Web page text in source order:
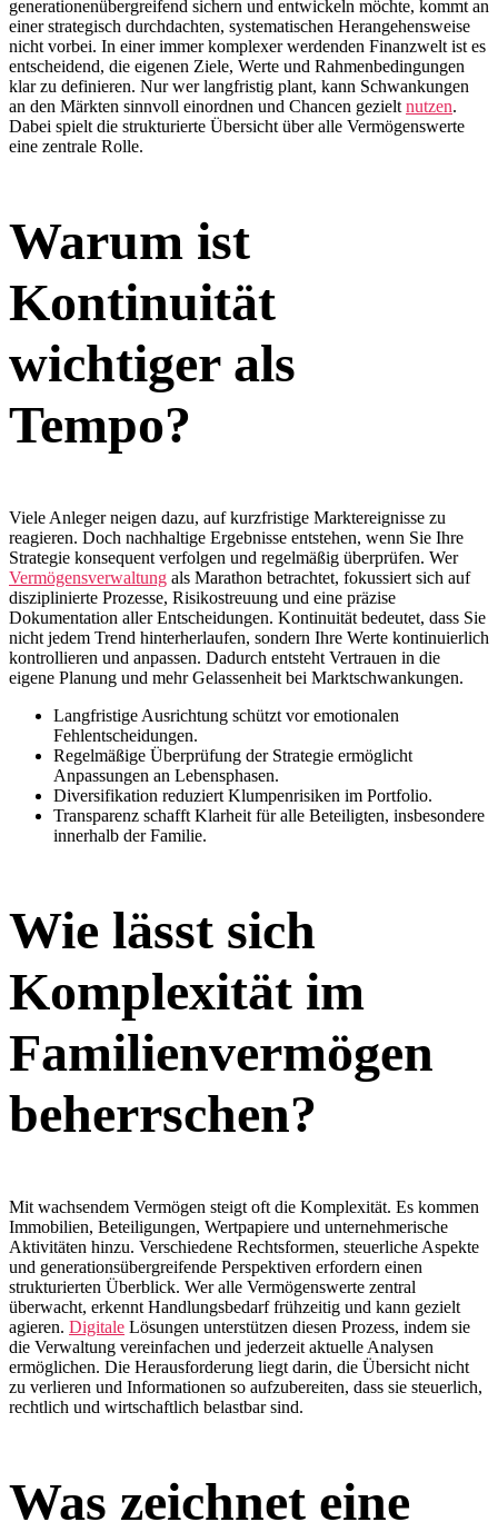
generationenübergreifend sichern und entwickeln möchte, kommt an
einer strategisch durchdachten, systematischen Herangehensweise
nicht vorbei. In einer immer komplexer werdenden Finanzwelt ist es
entscheidend, die eigenen Ziele, Werte und Rahmenbedingungen
klar zu definieren. Nur wer langfristig plant, kann Schwankungen
an den Märkten sinnvoll einordnen und Chancen gezielt nutzen.
Dabei spielt die strukturierte Übersicht über alle Vermögenswerte
eine zentrale Rolle.
Warum ist
Kontinuität
wichtiger als
Tempo?
Viele Anleger neigen dazu, auf kurzfristige Marktereignisse zu
reagieren. Doch nachhaltige Ergebnisse entstehen, wenn Sie Ihre
Strategie konsequent verfolgen und regelmäßig überprüfen. Wer
Vermögensverwaltung als Marathon betrachtet, fokussiert sich auf
disziplinierte Prozesse, Risikostreuung und eine präzise
Dokumentation aller Entscheidungen. Kontinuität bedeutet, dass Sie
nicht jedem Trend hinterherlaufen, sondern Ihre Werte kontinuierlich
kontrollieren und anpassen. Dadurch entsteht Vertrauen in die
eigene Planung und mehr Gelassenheit bei Marktschwankungen.
Langfristige Ausrichtung schützt vor emotionalen
Fehlentscheidungen.
Regelmäßige Überprüfung der Strategie ermöglicht
Anpassungen an Lebensphasen.
Diversifikation reduziert Klumpenrisiken im Portfolio.
Transparenz schafft Klarheit für alle Beteiligten, insbesondere
innerhalb der Familie.
Wie lässt sich
Komplexität im
Familienvermögen
beherrschen?
Mit wachsendem Vermögen steigt oft die Komplexität. Es kommen
Immobilien, Beteiligungen, Wertpapiere und unternehmerische
Aktivitäten hinzu. Verschiedene Rechtsformen, steuerliche Aspekte
und generationsübergreifende Perspektiven erfordern einen
strukturierten Überblick. Wer alle Vermögenswerte zentral
überwacht, erkennt Handlungsbedarf frühzeitig und kann gezielt
agieren. Digitale Lösungen unterstützen diesen Prozess, indem sie
die Verwaltung vereinfachen und jederzeit aktuelle Analysen
ermöglichen. Die Herausforderung liegt darin, die Übersicht nicht
zu verlieren und Informationen so aufzubereiten, dass sie steuerlich,
rechtlich und wirtschaftlich belastbar sind.
Was zeichnet eine